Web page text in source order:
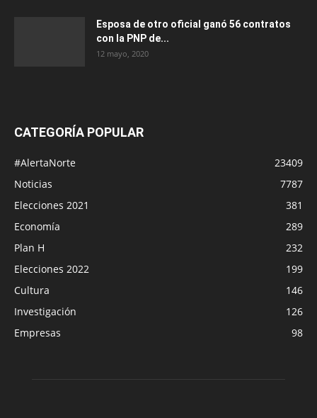
Esposa de otro oficial ganó 56 contratos
con la PNP de...
12 mayo, 2020
CATEGORÍA POPULAR
#AlertaNorte
23409
Noticias
7787
Elecciones 2021
381
Economía
289
Plan H
232
Elecciones 2022
199
Cultura
146
Investigación
126
Empresas
98